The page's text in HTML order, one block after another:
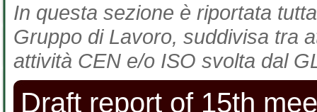
In questa sezione è riportata
Gruppo di Lavoro, suddivisa tra
attività CEN e/o ISO svolta dal
Draft report of 15th